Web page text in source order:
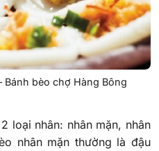
Bánh bèo chợ Hàng Bông
loại nhân: nhân mặn, nhân
nhân mặn thường là đậu